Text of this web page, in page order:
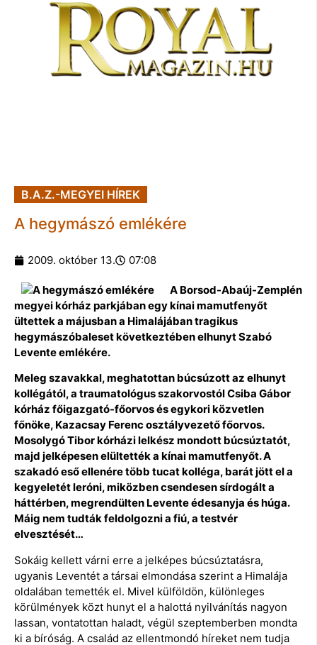
B.A.Z.-MEGYEI HÍREK
A hegymászó emlékére
2009. október 13. 07:08
A Borsod-Abaúj-Zemplén
megyei kórház parkjában egy kínai mamutfenyőt
ültettek a májusban a Himalájában tragikus
hegymászóbaleset következtében elhunyt Szabó
Levente emlékére.
Meleg szavakkal, meghatottan búcsúzott az elhunyt
kollégától, a traumatológus szakorvostól Csiba Gábor
kórház főigazgató-főorvos és egykori közvetlen
főnöke, Kazacsay Ferenc osztályvezető főorvos.
Mosolygó Tibor kórházi lelkész mondott búcsúztatót,
majd jelképesen elültették a kínai mamutfenyőt. A
szakadó eső ellenére több tucat kolléga, barát jött el a
kegyeletét leróni, miközben csendesen sírdogált a
háttérben, megrendülten Levente édesanyja és húga.
Máig nem tudták feldolgozni a fiú, a testvér
elvesztését…
Sokáig kellett várni erre a jelképes búcsúztatásra,
ugyanis Leventét a társai elmondása szerint a Himalája
oldalában temették el. Mivel külföldön, különleges
körülmények közt hunyt el a halottá nyilvánítás nagyon
lassan, vontatottan haladt, végül szeptemberben mondta
ki a bíróság. A család az ellentmondó híreket nem tudja